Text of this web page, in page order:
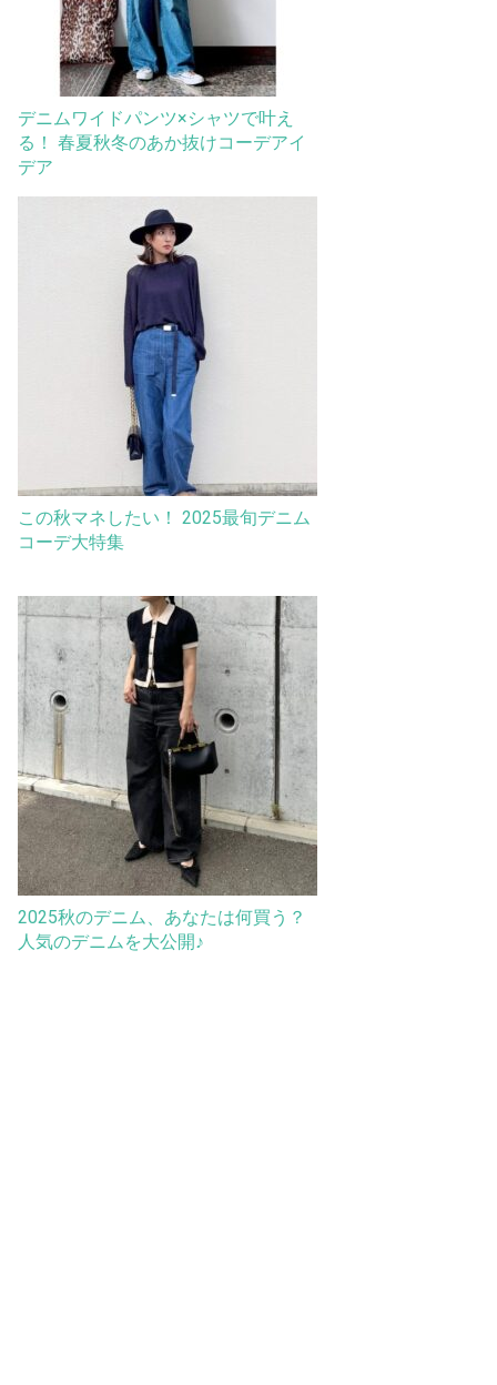
デニムワイドパンツ×シャツで叶え
る！ 春夏秋冬のあか抜けコーデアイ
デア
この秋マネしたい！ 2025最旬デニム
コーデ大特集
2025秋のデニム、あなたは何買う？
人気のデニムを大公開♪